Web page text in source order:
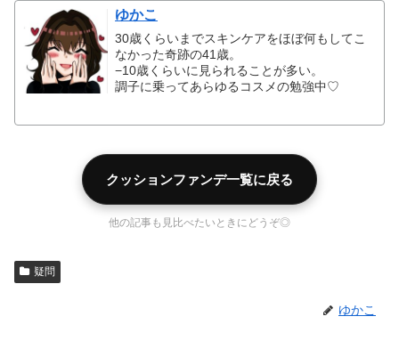
ゆかこ
30歳くらいまでスキンケアをほぼ何もしてこ
なかった奇跡の41歳。
−10歳くらいに見られることが多い。
調子に乗ってあらゆるコスメの勉強中♡
クッションファンデ一覧に戻る
他の記事も見比べたいときにどうぞ◎
疑問
ゆかこ